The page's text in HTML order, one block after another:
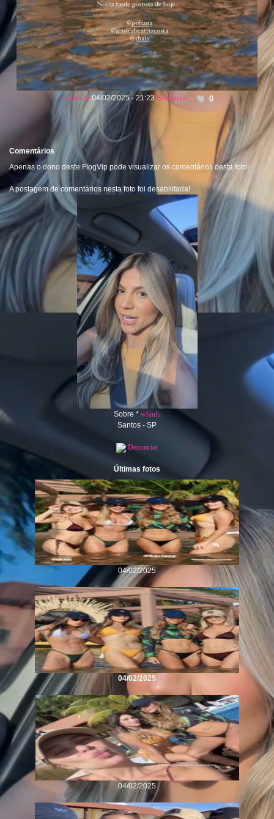
« Anterior04/02/2025 - 21:23Próxima » 0
Comentários
Apenas o dono deste FlogVip pode visualizar os comentários desta foto!
A postagem de comentários nesta foto foi desabilitada!
Sobre * whinlu
Santos - SP
Denunciar
Últimas fotos
04/02/2025
04/02/2025
04/02/2025